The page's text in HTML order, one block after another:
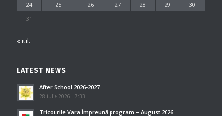
24
25 26 27 28 29
30
31
« iul.
LATEST NEWS
After School 2026-2027
28 iulie 2026 - 7:33
Tricourile Vara Împreună program – August 2026